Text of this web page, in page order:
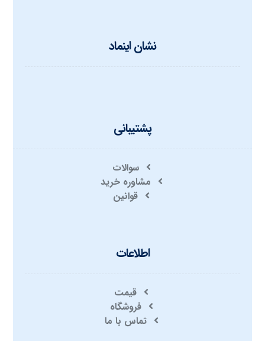
نشان اینماد
پشتیبانی
سوالات
مشاوره خرید
قوانین
اطلاعات
قیمت
فروشگاه
تماس با ما